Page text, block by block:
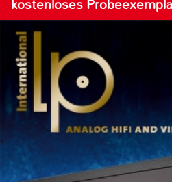
kostenloses